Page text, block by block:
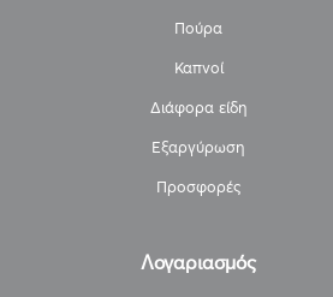
Πούρα
Καπνοί
Διάφορα είδη
Εξαργύρωση
Προσφορές
Λογαριασμός